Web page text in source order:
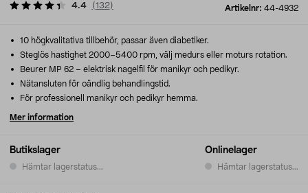
Artikelnr: 44-4932
4.4 (132)
Butikslager
Hämtar lagerstatus...
Onlinelager
Hämtar lagerstatus...
10 högkvalitativa tillbehör, passar även diabetiker.
Steglös hastighet 2000–5400 rpm, välj medurs eller moturs rotation.
Beurer MP 62 – elektrisk nagelfil för manikyr och pedikyr.
Nätansluten för oändlig behandlingstid.
För professionell manikyr och pedikyr hemma.
Mer information